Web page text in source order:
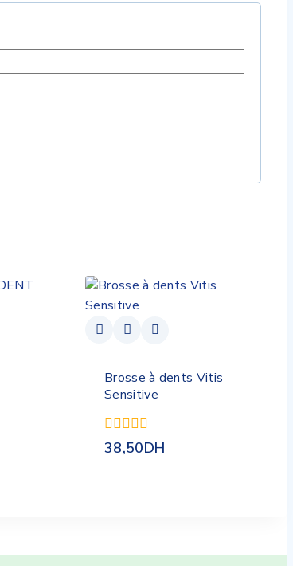
Brosse à dents Vitis
Sensitive
0
38,50DH